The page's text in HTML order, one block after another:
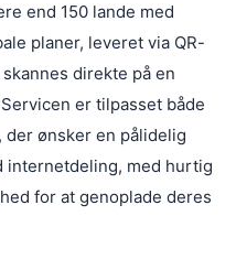
end 150 lande med
planer, leveret via QR-
direkte på en
er tilpasset både
ønsker en pålidelig
internetdeling, med hurtig
for at genoplade deres